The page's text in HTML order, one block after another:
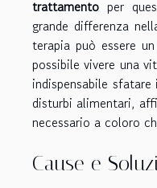
trattamento per
grande differenza
terapia può essere
possibile vivere una
indispensabile
disturbi alimentari,
necessario a coloro
Cause e